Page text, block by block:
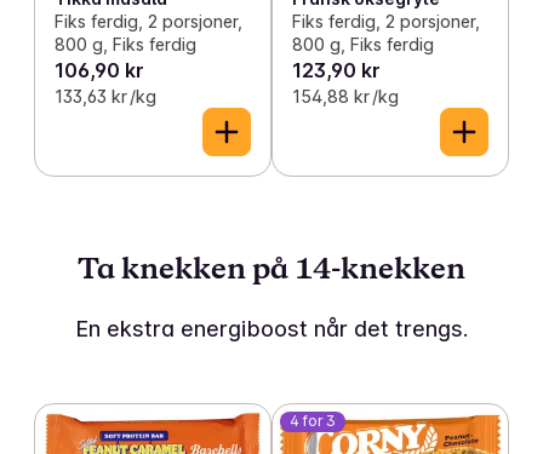
Fiks ferdig, 2 porsjoner,
800 g, Fiks ferdig
106,90 kr
133,63 kr /kg
Fiks ferdig, 2 porsjoner,
800 g, Fiks ferdig
123,90 kr
154,88 kr /kg
Ta knekken på 14-knekken
En ekstra energiboost når det trengs.
4 for 3